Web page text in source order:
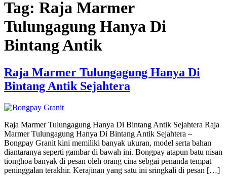
Tag: Raja Marmer
Tulungagung Hanya Di
Bintang Antik
Raja Marmer Tulungagung Hanya Di
Bintang Antik Sejahtera
Raja Marmer Tulungagung Hanya Di Bintang Antik Sejahtera Raja
Marmer Tulungagung Hanya Di Bintang Antik Sejahtera –
Bongpay Granit kini memiliki banyak ukuran, model serta bahan
diantaranya seperti gambar di bawah ini. Bongpay atapun batu nisan
tionghoa banyak di pesan oleh orang cina sebgai penanda tempat
peninggalan terakhir. Kerajinan yang satu ini sringkali di pesan […]